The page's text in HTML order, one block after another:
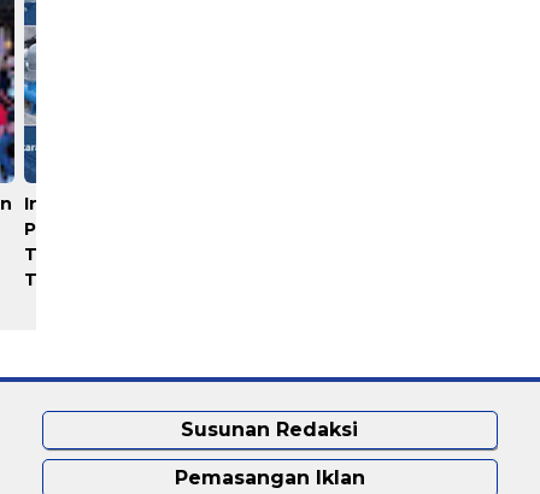
Industri Akuakultur
Pakistan hingga Timur
Tengah Terapkan Solusi
Terlengkap dari Indonesia
Susunan Redaksi
Pemasangan Iklan